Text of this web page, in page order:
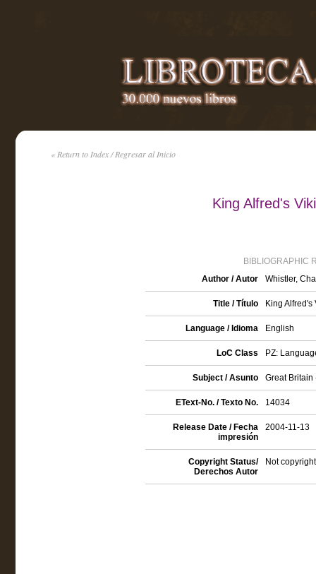
« Return to Index / Regresar al Inicio
King Alfred's
BIBLIOGRAPHIC
Author / Autor
Whistler,
Title / Título King Alfred's
Language / Idioma English
LoC Class PZ:
Subject / Asunto Great Britain
EText-No. / Texto No. 14034
Release Date / Fecha
impresión
2004-11-13
Copyright Status/
Derechos Autor
Not